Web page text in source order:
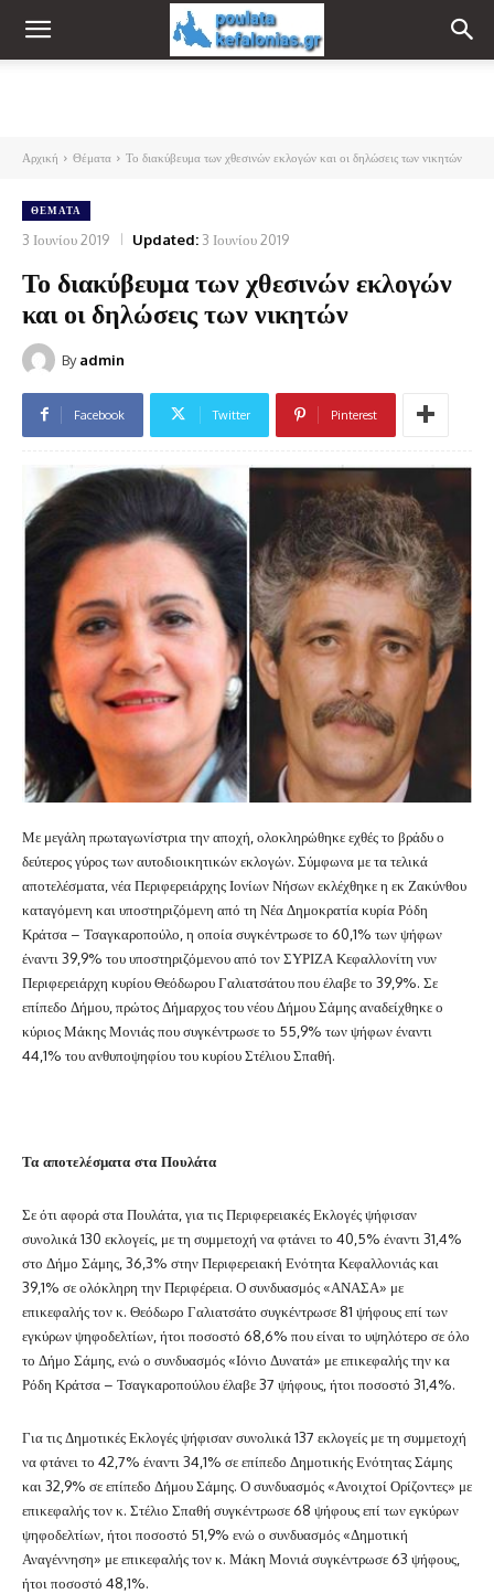
Αρχική Θέματα Το διακύβευμα των χθεσινών εκλογών και οι δηλώσεις των νικητών
ΘΈΜΑΤΑ
3 Ιουνίου 2019 Updated: 3 Ιουνίου 2019
Το διακύβευμα των χθεσινών εκλογών
και οι δηλώσεις των νικητών
By admin
Facebook Twitter Pinterest
Με μεγάλη πρωταγωνίστρια την αποχή, ολοκληρώθηκε εχθές το βράδυ ο
δεύτερος γύρος των αυτοδιοικητικών εκλογών. Σύμφωνα με τα τελικά
αποτελέσματα, νέα Περιφερειάρχης Ιονίων Νήσων εκλέχθηκε η εκ Ζακύνθου
καταγόμενη και υποστηριζόμενη από τη Νέα Δημοκρατία κυρία Ρόδη
Κράτσα – Τσαγκαροπούλο, η οποία συγκέντρωσε το 60,1% των ψήφων
έναντι 39,9% του υποστηριζόμενου από τον ΣΥΡΙΖΑ Κεφαλλονίτη νυν
Περιφερειάρχη κυρίου Θεόδωρου Γαλιατσάτου που έλαβε το 39,9%. Σε
επίπεδο Δήμου, πρώτος Δήμαρχος του νέου Δήμου Σάμης αναδείχθηκε ο
κύριος Μάκης Μονιάς που συγκέντρωσε το 55,9% των ψήφων έναντι
44,1% του ανθυποψηφίου του κυρίου Στέλιου Σπαθή.
Τα αποτελέσματα στα Πουλάτα
Σε ότι αφορά στα Πουλάτα, για τις Περιφερειακές Εκλογές ψήφισαν
συνολικά 130 εκλογείς, με τη συμμετοχή να φτάνει το 40,5% έναντι 31,4%
στο Δήμο Σάμης, 36,3% στην Περιφερειακή Ενότητα Κεφαλλονιάς και
39,1% σε ολόκληρη την Περιφέρεια. Ο συνδυασμός «ΑΝΑΣΑ» με
επικεφαλής τον κ. Θεόδωρο Γαλιατσάτο συγκέντρωσε 81 ψήφους επί των
εγκύρων ψηφοδελτίων, ήτοι ποσοστό 68,6% που είναι το υψηλότερο σε όλο
το Δήμο Σάμης, ενώ ο συνδυασμός «Ιόνιο Δυνατά» με επικεφαλής την κα
Ρόδη Κράτσα – Τσαγκαροπούλου έλαβε 37 ψήφους, ήτοι ποσοστό 31,4%.
Για τις Δημοτικές Εκλογές ψήφισαν συνολικά 137 εκλογείς με τη συμμετοχή
να φτάνει το 42,7% έναντι 34,1% σε επίπεδο Δημοτικής Ενότητας Σάμης
και 32,9% σε επίπεδο Δήμου Σάμης. Ο συνδυασμός «Ανοιχτοί Ορίζοντες» με
επικεφαλής τον κ. Στέλιο Σπαθή συγκέντρωσε 68 ψήφους επί των εγκύρων
ψηφοδελτίων, ήτοι ποσοστό 51,9% ενώ ο συνδυασμός «Δημοτική
Αναγέννηση» με επικεφαλής τον κ. Μάκη Μονιά συγκέντρωσε 63 ψήφους,
ήτοι ποσοστό 48,1%.